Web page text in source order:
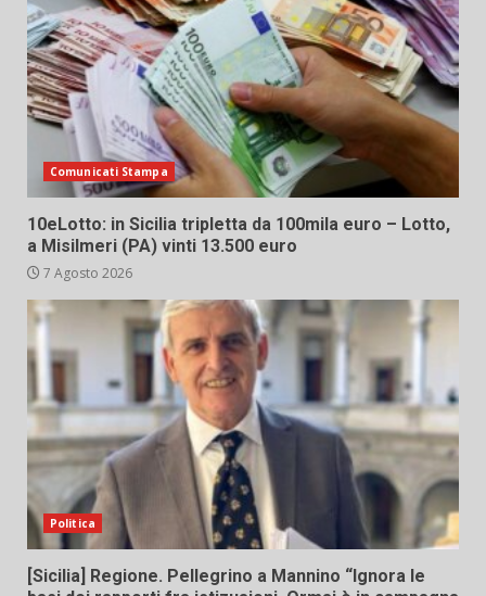
Comunicati Stampa
10eLotto: in Sicilia tripletta da 100mila euro – Lotto,
a Misilmeri (PA) vinti 13.500 euro
7 Agosto 2026
Politica
[Sicilia] Regione. Pellegrino a Mannino “Ignora le